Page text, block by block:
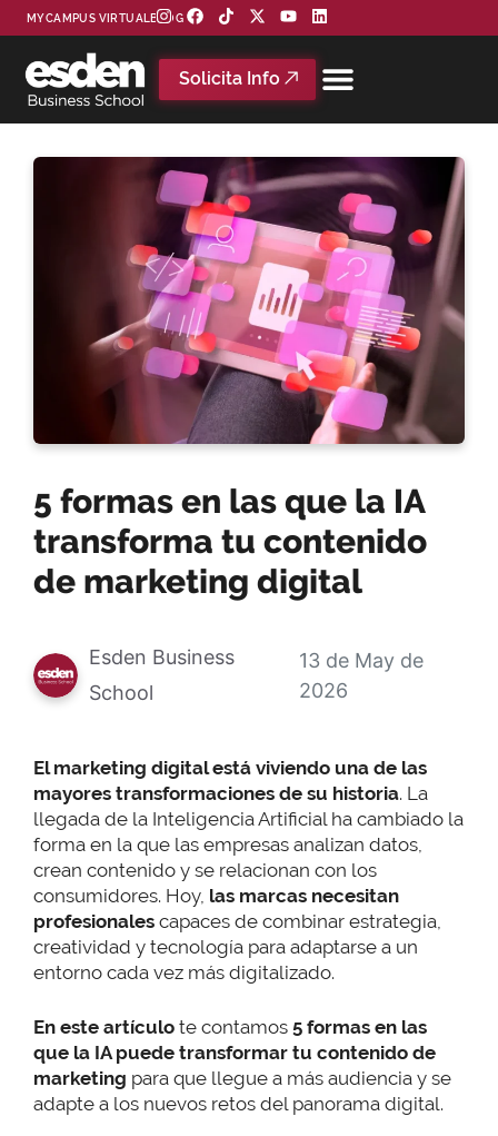
MYCAMPUS VIRTUAL BLOG
Solicita Info
5 formas en las que la IA
transforma tu contenido
de marketing digital
Esden Business
School
13 de May de
2026
El marketing digital está viviendo una de las
mayores transformaciones de su historia. La
llegada de la Inteligencia Artificial ha cambiado la
forma en la que las empresas analizan datos,
crean contenido y se relacionan con los
consumidores. Hoy, las marcas necesitan
profesionales capaces de combinar estrategia,
creatividad y tecnología para adaptarse a un
entorno cada vez más digitalizado.
En este artículo te contamos 5 formas en las
que la IA puede transformar tu contenido de
marketing para que llegue a más audiencia y se
adapte a los nuevos retos del panorama digital.